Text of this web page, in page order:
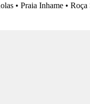
• Praia Inhame • Roça